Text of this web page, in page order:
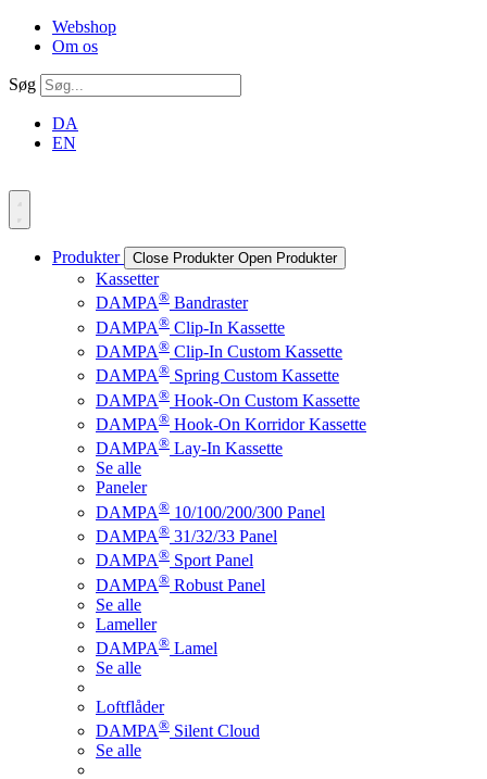
Webshop
Om os
Søg
DA
EN
Produkter Close Produkter Open Produkter
Kassetter
DAMPA® Bandraster
DAMPA® Clip-In Kassette
DAMPA® Clip-In Custom Kassette
DAMPA® Spring Custom Kassette
DAMPA® Hook-On Custom Kassette
DAMPA® Hook-On Korridor Kassette
DAMPA® Lay-In Kassette
Se alle
Paneler
DAMPA® 10/100/200/300 Panel
DAMPA® 31/32/33 Panel
DAMPA® Sport Panel
DAMPA® Robust Panel
Se alle
Lameller
DAMPA® Lamel
Se alle
Loftflåder
DAMPA® Silent Cloud
Se alle